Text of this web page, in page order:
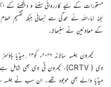
مستورات کے لیے کارروائی سننے و دیکھنے کے
لجنہ اماءاللہ نے عمدگی سے نبھائی جبکہ تقسیم
کے معاونین نے سنبھالا۔
میڈیا والے بھی موجود تھے۔ ان سب نے جلسہ